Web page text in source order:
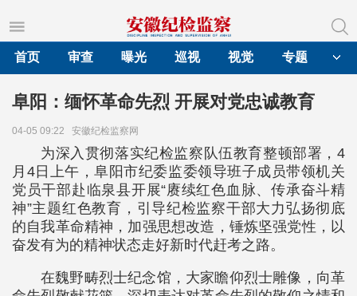
首页
审查 曝光 巡视 视觉 专题
阜阳：缅怀革命先烈 开展对党忠诚教育
04-05 09:22 安徽纪检监察网
为深入贯彻落实纪检监察队伍教育整顿部署，4
月4日上午，阜阳市纪委监委领导班子成员带领机关
党员干部赴临泉县开展“赓续红色血脉、传承奋斗精
神”主题红色教育，引导纪检监察干部大力弘扬彻底
的自我革命精神，加强思想改造，锤炼坚强党性，以
奋发有为的精神状态走好新时代赶考之路。
在魏野畴烈士纪念馆，大家瞻仰烈士雕像，向革